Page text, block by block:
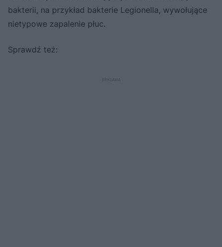
bakterii, na przykład bakterie Legionella, wywołujące
nietypowe zapalenie płuc.
Sprawdź też: